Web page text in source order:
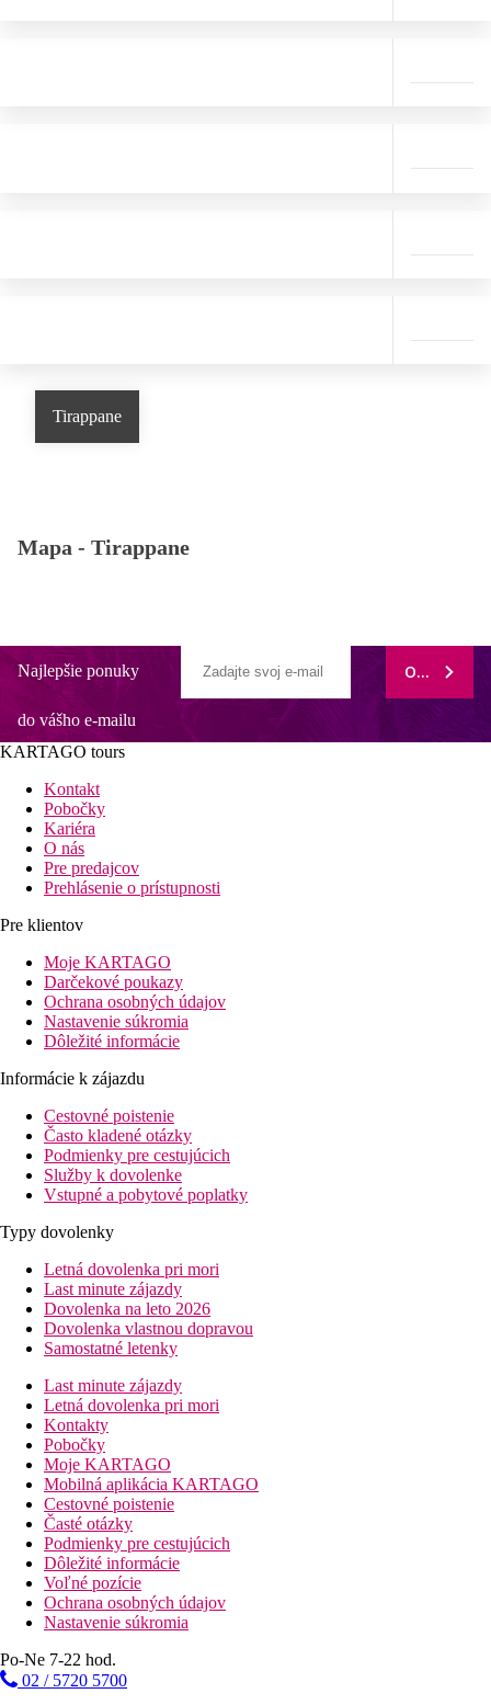
Tirappane
Mapa - Tirappane
Najlepšie ponuky
do vášho e-mailu
ODOBERAŤ
KARTAGO tours
Kontakt
Pobočky
Kariéra
O nás
Pre predajcov
Prehlásenie o prístupnosti
Pre klientov
Moje KARTAGO
Darčekové poukazy
Ochrana osobných údajov
Nastavenie súkromia
Dôležité informácie
Informácie k zájazdu
Cestovné poistenie
Často kladené otázky
Podmienky pre cestujúcich
Služby k dovolenke
Vstupné a pobytové poplatky
Typy dovolenky
Letná dovolenka pri mori
Last minute zájazdy
Dovolenka na leto 2026
Dovolenka vlastnou dopravou
Samostatné letenky
Last minute zájazdy
Letná dovolenka pri mori
Kontakty
Pobočky
Moje KARTAGO
Mobilná aplikácia KARTAGO
Cestovné poistenie
Časté otázky
Podmienky pre cestujúcich
Dôležité informácie
Voľné pozície
Ochrana osobných údajov
Nastavenie súkromia
Po-Ne 7-22 hod.
02 / 5720 5700